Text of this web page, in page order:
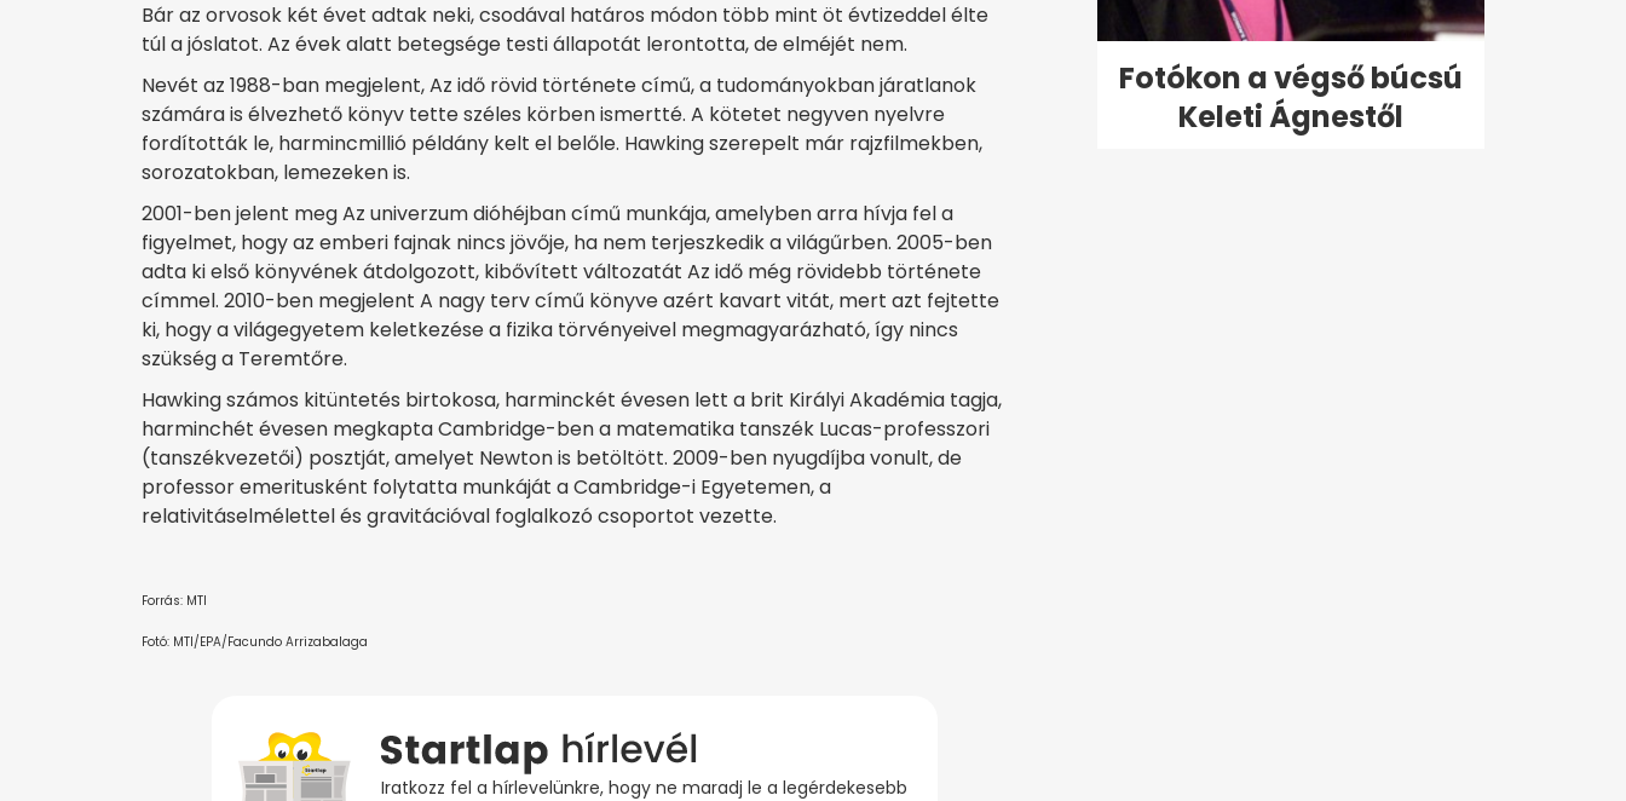
Bár az orvosok két évet adtak neki, csodával határos módon több mint öt évtizeddel élte
túl a jóslatot. Az évek alatt betegsége testi állapotát lerontotta, de elméjét nem.
Nevét az 1988-ban megjelent, Az idő rövid története című, a tudományokban járatlanok
számára is élvezhető könyv tette széles körben ismertté. A kötetet negyven nyelvre
fordították le, harmincmillió példány kelt el belőle. Hawking szerepelt már rajzfilmekben,
sorozatokban, lemezeken is.
2001-ben jelent meg Az univerzum dióhéjban című munkája, amelyben arra hívja fel a
figyelmet, hogy az emberi fajnak nincs jövője, ha nem terjeszkedik a világűrben. 2005-ben
adta ki első könyvének átdolgozott, kibővített változatát Az idő még rövidebb története
címmel. 2010-ben megjelent A nagy terv című könyve azért kavart vitát, mert azt fejtette
ki, hogy a világegyetem keletkezése a fizika törvényeivel megmagyarázható, így nincs
szükség a Teremtőre.
Hawking számos kitüntetés birtokosa, harminckét évesen lett a brit Királyi Akadémia tagja,
harminchét évesen megkapta Cambridge-ben a matematika tanszék Lucas-professzori
(tanszékvezetői) posztját, amelyet Newton is betöltött. 2009-ben nyugdíjba vonult, de
professor emeritusként folytatta munkáját a Cambridge-i Egyetemen, a
relativitáselmélettel és gravitációval foglalkozó csoportot vezette.
Forrás: MTI
Fotó: MTI/EPA/Facundo Arrizabalaga
Iratkozz fel a hírlevelünkre, hogy ne maradj le a legérdekesebb
Fotókon a végső búcsú
Keleti Ágnestől